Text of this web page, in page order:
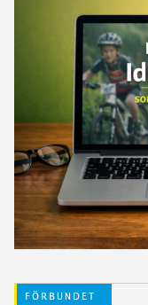
FÖRBUNDET